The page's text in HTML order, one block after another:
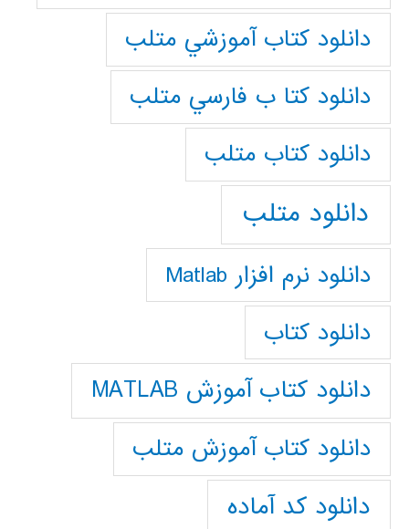
دانلود كتاب آموزشي متلب
دانلود كتا ب فارسي متلب
دانلود كتاب متلب
دانلود متلب
دانلود نرم افزار Matlab
دانلود کتاب
دانلود کتاب آموزش MATLAB
دانلود کتاب آموزش متلب
دانلود کد آماده